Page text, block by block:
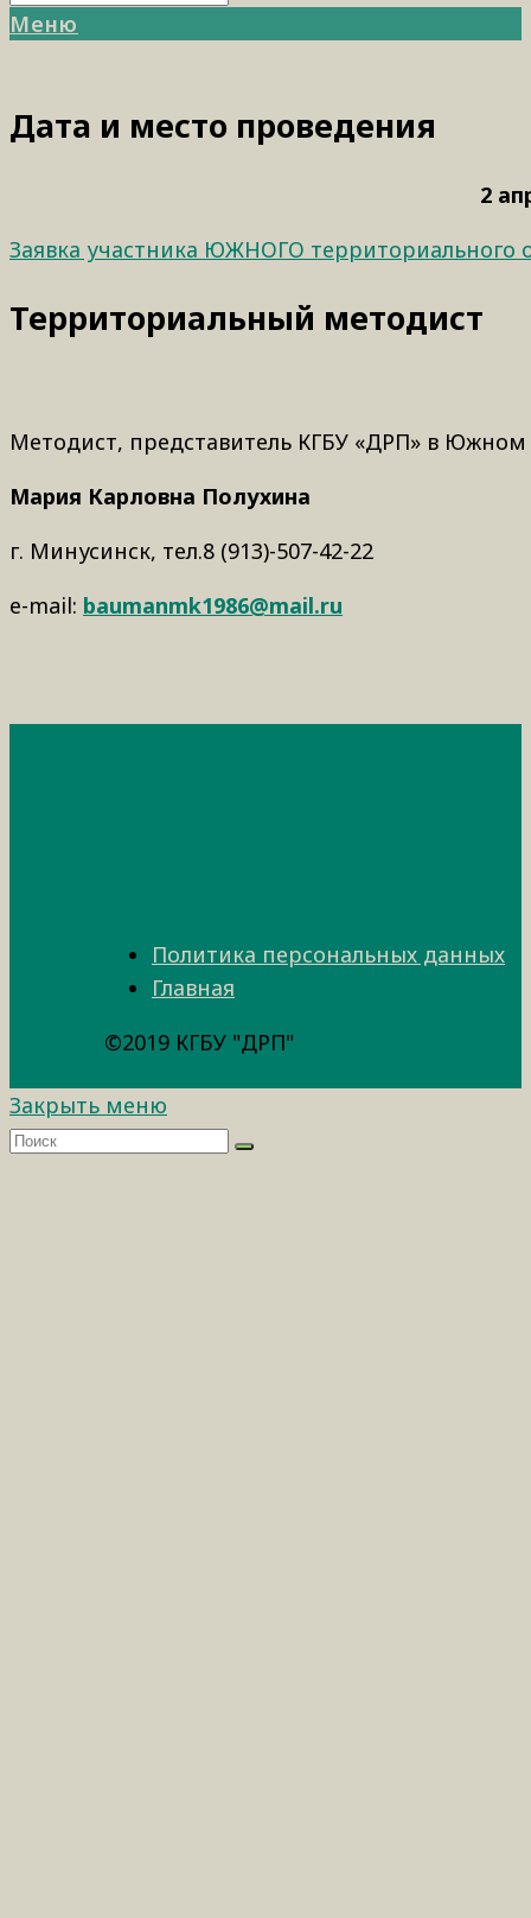
Меню
Дата и место проведения
2
Заявка участника ЮЖНОГО территориального
Территориальный методист
Методист, представитель КГБУ «ДРП» в
Мария Карловна Полухина
г. Минусинск, тел.8 (913)-507-42-22
e-mail: baumanmk1986@mail.ru
Политика персональных данных
Главная
©2019 КГБУ "ДРП"
Закрыть меню